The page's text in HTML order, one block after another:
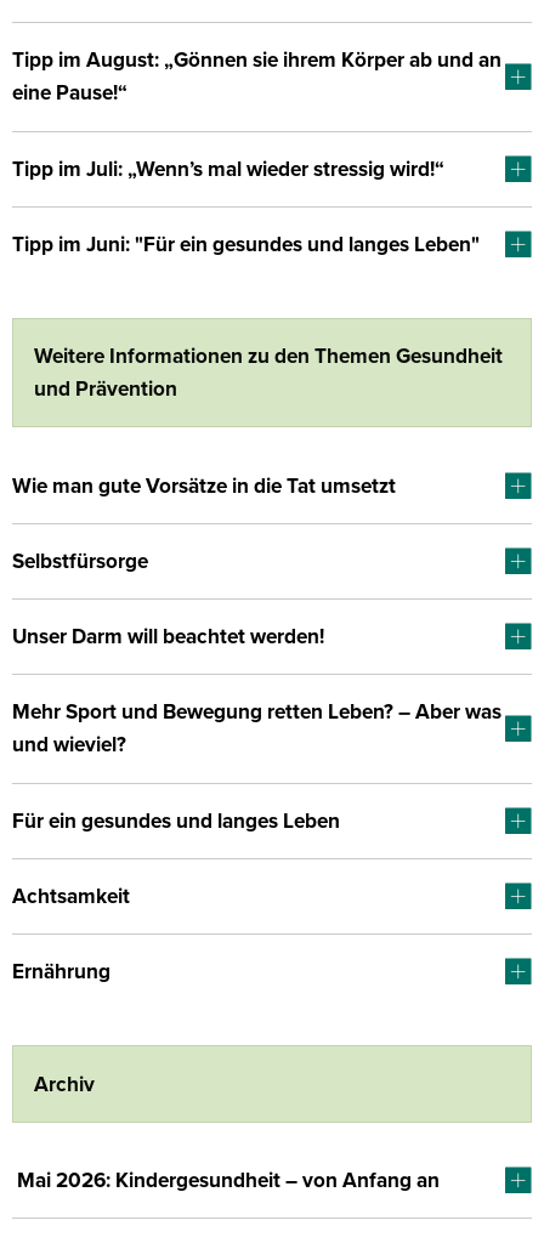
Tipp im August: „Gönnen sie ihrem Körper ab und an
eine Pause!“
Tipp im Juli: „Wenn’s mal wieder stressig wird!“
Tipp im Juni: "Für ein gesundes und langes Leben"
Weitere Informationen zu den Themen Gesundheit
und Prävention
Wie man gute Vorsätze in die Tat umsetzt
Selbstfürsorge
Unser Darm will beachtet werden!
Mehr Sport und Bewegung retten Leben? – Aber was
und wieviel?
Für ein gesundes und langes Leben
Achtsamkeit
Ernährung
Archiv
Mai 2026: Kindergesundheit – von Anfang an